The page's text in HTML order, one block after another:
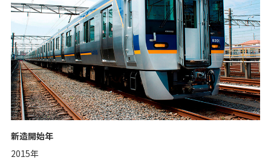
新造開始年
2015年